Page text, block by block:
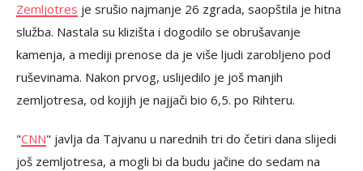
Zemljotres je srušio najmanje 26 zgrada, saopštila je hitna
služba. Nastala su klizišta i dogodilo se obrušavanje
kamenja, a mediji prenose da je više ljudi zarobljeno pod
ruševinama. Nakon prvog, uslijedilo je još manjih
zemljotresa, od kojijh je najjači bio 6,5. po Rihteru.
"CNN" javlja da Tajvanu u narednih tri do četiri dana slijedi
još zemljotresa, a mogli bi da budu jačine do sedam na